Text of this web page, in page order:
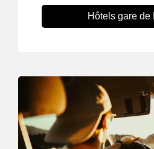
Hôtels gare de